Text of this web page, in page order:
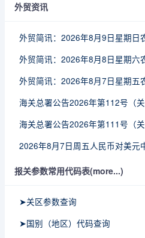
外贸资讯
外贸简讯：2026年8月9日星期日
外贸简讯：2026年8月8日星期六
外贸简讯：2026年8月7日星期五
2026年8月7日周五人民币对美元
报关参数常用代码表(more...)
➤关区参数查询
➤国别（地区）代码查询